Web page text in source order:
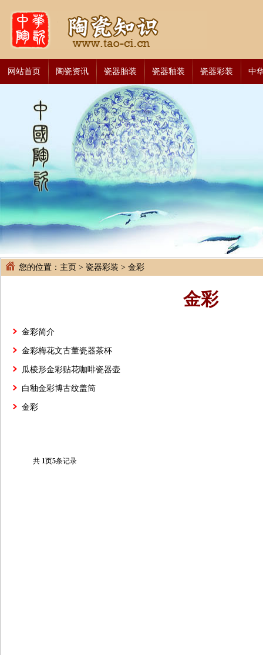
网站首页 陶瓷资讯 瓷器胎装 瓷器釉装 瓷器彩装 中
您的位置： 主页 > 瓷器彩装 > 金彩
金彩
金彩简介
金彩梅花文古董瓷器茶杯
瓜棱形金彩贴花咖啡瓷器壶
白釉金彩博古纹盖筒
金彩
共 1页5条记录